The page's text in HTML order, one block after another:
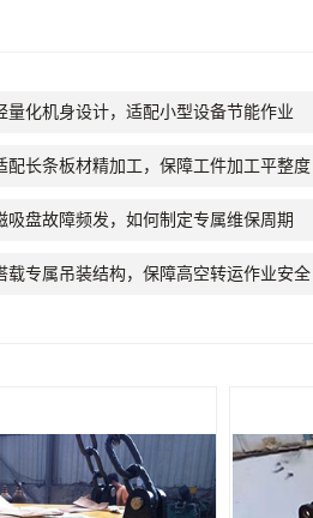
量化机身设计，适配小型设备节能作业
配长条板材精加工，保障工件加工平整度
吸盘故障频发，如何制定专属维保周期
载专属吊装结构，保障高空转运作业安全